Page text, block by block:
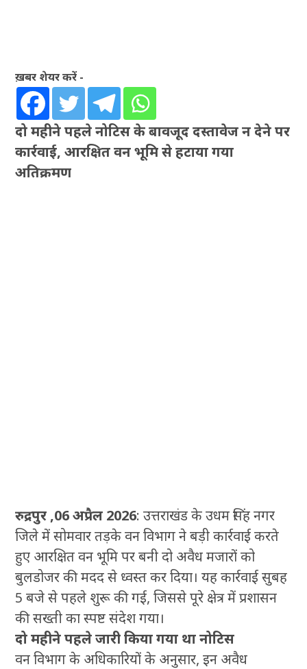
ख़बर शेयर करें -
दो महीने पहले नोटिस के बावजूद दस्तावेज न देने पर
कार्रवाई, आरक्षित वन भूमि से हटाया गया
अतिक्रमण
रुद्रपुर ,06 अप्रैल 2026: उत्तराखंड के उधम सिंह नगर
जिले में सोमवार तड़के वन विभाग ने बड़ी कार्रवाई करते
हुए आरक्षित वन भूमि पर बनी दो अवैध मजारों को
बुलडोजर की मदद से ध्वस्त कर दिया। यह कार्रवाई सुबह
5 बजे से पहले शुरू की गई, जिससे पूरे क्षेत्र में प्रशासन
की सख्ती का स्पष्ट संदेश गया।
दो महीने पहले जारी किया गया था नोटिस
वन विभाग के अधिकारियों के अनुसार, इन अवैध